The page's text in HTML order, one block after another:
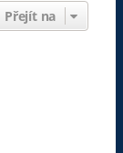
Přejít na